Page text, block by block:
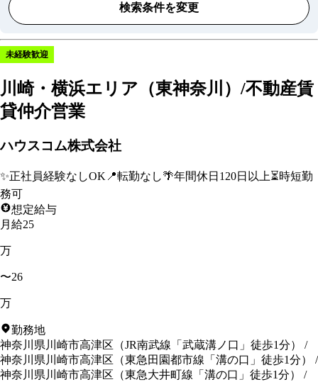
検索条件を変更
未経験歓迎
川崎・横浜エリア（東神奈川）/不動産賃
貸仲介営業
ハウスコム株式会社
✨正社員経験なしOK📍転勤なし🌴年間休日120日以上⏳時短勤
務可
想定給与
月給25
万
〜26
万
勤務地
神奈川県川崎市高津区
（JR南武線「武蔵溝ノ口」徒歩1分）
/
神奈川県川崎市高津区
（東急田園都市線「溝の口」徒歩1分）
/
神奈川県川崎市高津区
（東急大井町線「溝の口」徒歩1分）
/